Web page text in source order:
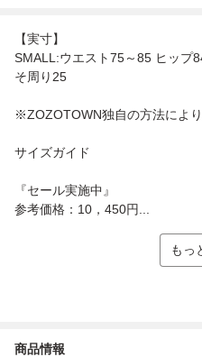
【実寸】
SMALL:ウエスト75～85 ヒップ
そ周り25
※ZOZOTOWN独自の方法により
サイズガイド
『セール実施中』
参考価格：10，450円...
もっ
商品情報